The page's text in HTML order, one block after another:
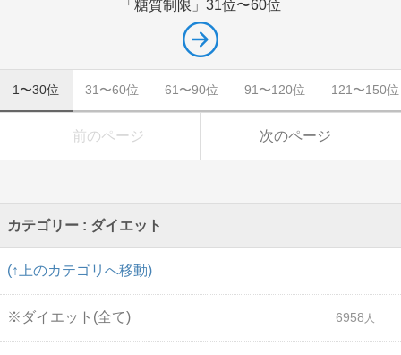
「糖質制限」 31位〜60位
1〜30位 31〜60位 61〜90位 91〜120位 121〜150位
前のページ 次のページ
カテゴリー : ダイエット
(↑上のカテゴリへ移動)
※ダイエット(全て) 6958